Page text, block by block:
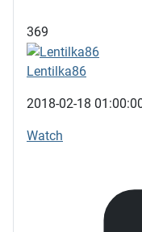
369
Lentilka86
2018-02-18
Watch